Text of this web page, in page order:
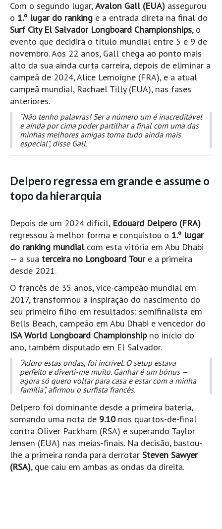
Seixal HD
BALI / INDONÉSIA
Bali - Kuta e Kuta Reef HD
Bali - Keramas HD
Bali - Uluwatu HD
Ver Todas
Entrevistas
Nacionais
Internacionais
Exclusivas
Análises
Podcast Pulsar do Surf
Vídeos
Nacional
Internacional
Exclusivos
Fotogaleria
Nacional
Internacional
Guia De Praias
Norte
Grande Porto
Costa de Prata
Oeste
Grande Lisboa
Alentejo
Algarve
Com o segundo lugar,Avalon Gall (EUA) assegurou
o 1.º lugar do ranking e a entrada direta na final do
Surf City El Salvador Longboard Championships, o
evento que decidirá o título mundial entre 5 e 9 de
novembro. Aos 22 anos, Gall chega ao ponto mais
alto da sua ainda curta carreira, depois de eliminar a
campeã de 2024, Alice Lemoigne (FRA), e a atual
campeã mundial, Rachael Tilly (EUA), nas fases
anteriores.
“Não tenho palavras! Ser a número um é inacreditável
e ainda por cima poder partilhar a final com uma das
minhas melhores amigas torna tudo ainda mais
especial”, disse Gall.
Delpero regressa em grande e assume o
topo da hierarquia
Depois de um 2024 difícil, Edouard Delpero (FRA)
regressou à melhor forma e conquistou o 1.º lugar
do ranking mundialcom esta vitória em Abu Dhabi
— a sua terceira no Longboard Toure a primeira
desde 2021.
O francês de 35 anos, vice-campeão mundial em
2017, transformou a inspiração do nascimento do
seu primeiro filho em resultados: semifinalista em
Bells Beach, campeão em Abu Dhabi e vencedor do
ISA World Longboard Championshipno início do
ano, também disputado em El Salvador.
“Adoro estas ondas, foi incrível. O setup estava
perfeito e diverti-me muito. Ganhar é um bónus —
agora só quero voltar para casa e estar com a minha
família”, afirmou o surfista francês.
Delpero foi dominante desde a primeira bateria,
somando uma nota de 9.10nos quartos-de-final
contra Oliver Packham (RSA) e superando Taylor
Jensen (EUA) nas meias-finais. Na decisão, bastou-
lhe a primeira ronda para derrotar Steven Sawyer
(RSA), que caiu em ambas as ondas da direita.